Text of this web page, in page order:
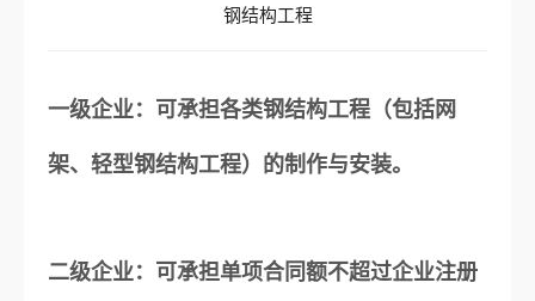
钢结构工程
一级企业：可承担各类钢结构工程（包括网
架、轻型钢结构工程）的制作与安装。
二级企业：可承担单项合同额不超过企业注册